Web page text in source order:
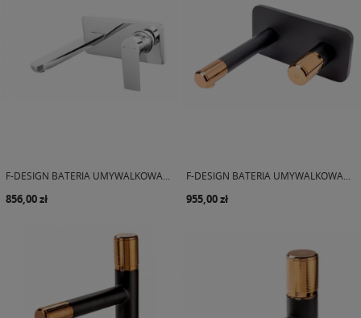
F-DESIGN BATERIA UMYWALKOWA...
856,00 zł
F-DESIGN BATERIA UMYWALKOWA...
955,00 zł